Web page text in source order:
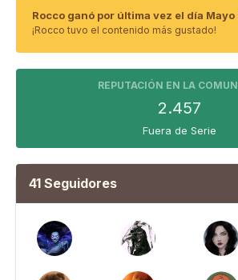
Rocco ganó por última vez el día
¡Rocco tuvo el contenido más gustado!
REPUTACIÓN EN LA
2.457
Fuera de Serie
41 Seguidores